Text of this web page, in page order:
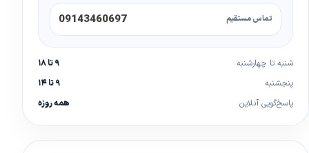
تماس مستقیم 09143460697
شنبه تا چهارشنبه
۹ تا ۱۸
پنجشنبه
۹ تا ۱۴
پاسخ‌گویی آنلاین
همه روزه